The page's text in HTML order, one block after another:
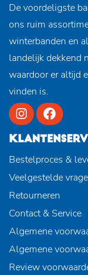
De voordeligste
ons ruim
winterbanden en
landelijk dekkend
waardoor er altijd
vinden is.
Bestelproces &
Veelgestelde
Retourneren
Contact & Service
Algemene
Algemene
Review